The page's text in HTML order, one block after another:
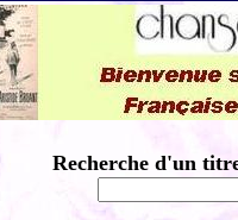
Recherche d'un